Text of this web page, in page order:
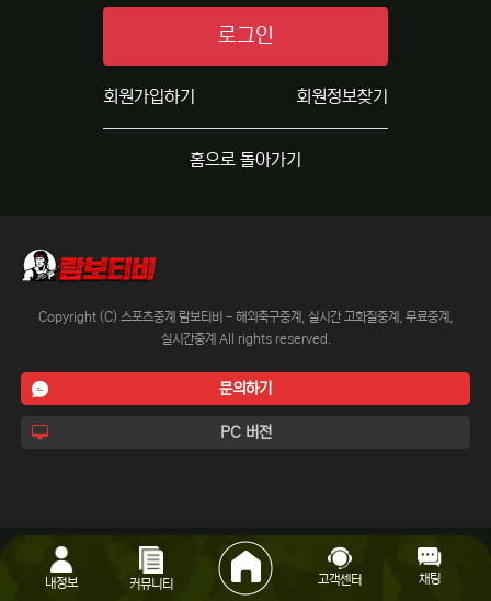
로그인
회원가입하기 회원정보찾기
홈으로 돌아가기
Copyright (C) 스포츠중계 람보티비 - 해외축구중계, 실시간 고화질중계, 무료중계,
실시간중계 All rights reserved.
문의하기
PC 버전
내정보 커뮤니티 고객센터 채팅